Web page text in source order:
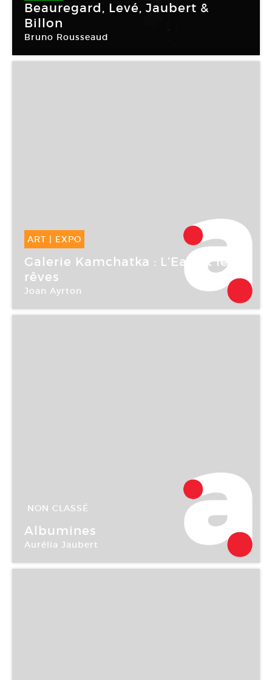
Beauregard, Levé, Jaubert &
Billon
Bruno Rousseaud
ART | EXPO
04 Mai -30 Juin 2007
Galerie Kamchatka : L’Eau et les
rêves
Joan Ayrton
NON CLASSÉ
09 Fév -31 Mar 2007
Albumines
Aurélia Jaubert